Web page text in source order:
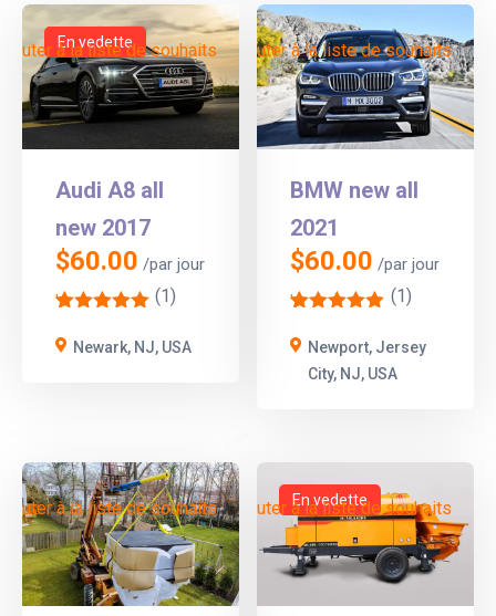
à la liste de souhaits
En vedette
Audi A8 all
new 2017
$60.00 /par jour
' (1)
Newark, NJ, USA
Ajouter à la liste de souhaits
BMW new all
2021
$60.00 /par jour
' (1)
Newport, Jersey
City, NJ, USA
à la liste de souhaits Ajouter à la liste de souhaits
En vedette